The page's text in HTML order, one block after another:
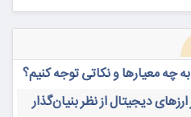
معیارها و نکاتی توجه کنیم؟
دیجیتال از نظر بنیان‌گذار